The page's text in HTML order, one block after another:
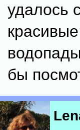
удалось
бы